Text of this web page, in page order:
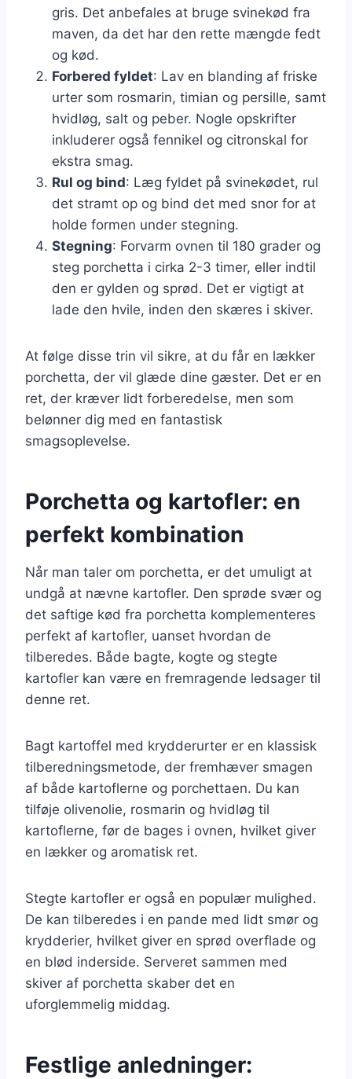
gris. Det anbefales at bruge svinekød fra
maven, da det har den rette mængde fedt
og kød.
Forbered fyldet: Lav en blanding af friske
urter som rosmarin, timian og persille, samt
hvidløg, salt og peber. Nogle opskrifter
inkluderer også fennikel og citronskal for
ekstra smag.
Rul og bind: Læg fyldet på svinekødet, rul
det stramt op og bind det med snor for at
holde formen under stegning.
Stegning: Forvarm ovnen til 180 grader og
steg porchetta i cirka 2-3 timer, eller indtil
den er gylden og sprød. Det er vigtigt at
lade den hvile, inden den skæres i skiver.
At følge disse trin vil sikre, at du får en lækker
porchetta, der vil glæde dine gæster. Det er en
ret, der kræver lidt forberedelse, men som
belønner dig med en fantastisk
smagsoplevelse.
Porchetta og kartofler: en
perfekt kombination
Når man taler om porchetta, er det umuligt at
undgå at nævne kartofler. Den sprøde svær og
det saftige kød fra porchetta komplementeres
perfekt af kartofler, uanset hvordan de
tilberedes. Både bagte, kogte og stegte
kartofler kan være en fremragende ledsager til
denne ret.
Bagt kartoffel med krydderurter er en klassisk
tilberedningsmetode, der fremhæver smagen
af både kartoflerne og porchettaen. Du kan
tilføje olivenolie, rosmarin og hvidløg til
kartoflerne, før de bages i ovnen, hvilket giver
en lækker og aromatisk ret.
Stegte kartofler er også en populær mulighed.
De kan tilberedes i en pande med lidt smør og
krydderier, hvilket giver en sprød overflade og
en blød inderside. Serveret sammen med
skiver af porchetta skaber det en
uforglemmelig middag.
Festlige anledninger: